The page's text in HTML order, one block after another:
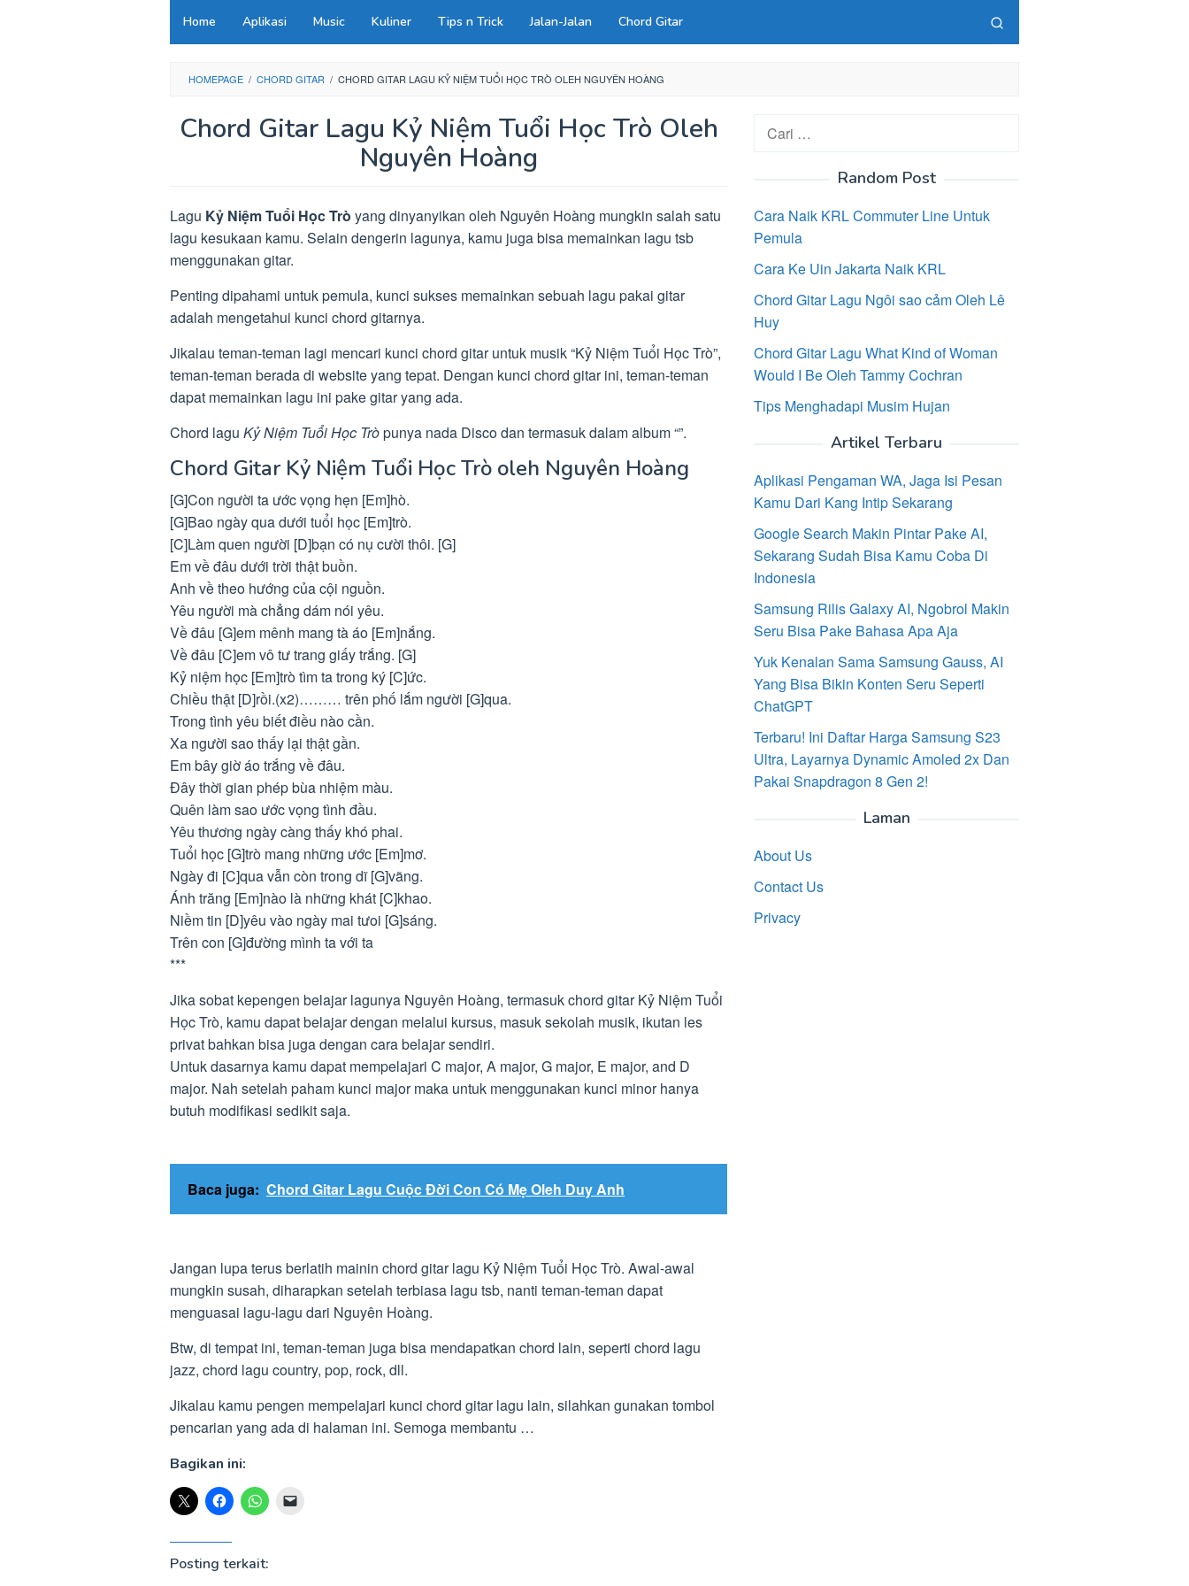
Home Aplikasi Music Kuliner Tips n Trick Jalan-Jalan Chord Gitar
HOMEPAGE / CHORD GITAR / CHORD GITAR LAGU KỶ NIỆM TUỔI HỌC TRÒ OLEH NGUYÊN HOÀNG
Chord Gitar Lagu Kỷ Niệm Tuổi Học Trò Oleh
Nguyên Hoàng
Lagu Kỷ Niệm Tuổi Học Trò yang dinyanyikan oleh Nguyên Hoàng mungkin salah satu
lagu kesukaan kamu. Selain dengerin lagunya, kamu juga bisa memainkan lagu tsb
menggunakan gitar.
Penting dipahami untuk pemula, kunci sukses memainkan sebuah lagu pakai gitar
adalah mengetahui kunci chord gitarnya.
Jikalau teman-teman lagi mencari kunci chord gitar untuk musik “Kỷ Niệm Tuổi Học Trò”,
teman-teman berada di website yang tepat. Dengan kunci chord gitar ini, teman-teman
dapat memainkan lagu ini pake gitar yang ada.
Chord lagu Kỷ Niệm Tuổi Học Tròpunya nada Disco dan termasuk dalam album “”.
Chord Gitar Kỷ Niệm Tuổi Học Trò oleh Nguyên Hoàng
[G]Con người ta ước vọng hẹn [Em]hò.
[G]Bao ngày qua dưới tuổi học [Em]trò.
[C]Làm quen người [D]bạn có nụ cười thôi. [G]
Em về đâu dưới trời thật buồn.
Anh về theo hướng của cội nguồn.
Yêu người mà chẳng dám nói yêu.
Về đâu [G]em mênh mang tà áo [Em]nắng.
Về đâu [C]em vô tư trang giấy trắng. [G]
Kỷ niệm học [Em]trò tìm ta trong ký [C]ức.
Chiều thật [D]rồi.(x2)……… trên phố lắm người [G]qua.
Trong tình yêu biết điều nào cần.
Xa người sao thấy lại thật gần.
Em bây giờ áo trắng về đâu.
Đây thời gian phép bùa nhiệm màu.
Quên làm sao ước vọng tình đầu.
Yêu thương ngày càng thấy khó phai.
Tuổi học [G]trò mang những ước [Em]mơ.
Ngày đi [C]qua vẫn còn trong dĩ [G]vãng.
Ánh trăng [Em]nào là những khát [C]khao.
Niềm tin [D]yêu vào ngày mai tưoi [G]sáng.
Trên con [G]đường mình ta với ta
***
Jika sobat kepengen belajar lagunya Nguyên Hoàng, termasuk chord gitar Kỷ Niệm Tuổi
Học Trò, kamu dapat belajar dengan melalui kursus, masuk sekolah musik, ikutan les
privat bahkan bisa juga dengan cara belajar sendiri.
Untuk dasarnya kamu dapat mempelajari C major, A major, G major, E major, and D
major. Nah setelah paham kunci major maka untuk menggunakan kunci minor hanya
butuh modifikasi sedikit saja.
Baca juga: Chord Gitar Lagu Cuộc Đời Con Có Mẹ Oleh Duy Anh
Jangan lupa terus berlatih mainin chord gitar lagu Kỷ Niệm Tuổi Học Trò. Awal-awal
mungkin susah, diharapkan setelah terbiasa lagu tsb, nanti teman-teman dapat
menguasai lagu-lagu dari Nguyên Hoàng.
Btw, di tempat ini, teman-teman juga bisa mendapatkan chord lain, seperti chord lagu
jazz, chord lagu country, pop, rock, dll.
Jikalau kamu pengen mempelajari kunci chord gitar lagu lain, silahkan gunakan tombol
pencarian yang ada di halaman ini. Semoga membantu …
Bagikan ini:
Posting terkait:
Cari
Random Post
Cara Naik KRL Commuter Line Untuk
Pemula
Cara Ke Uin Jakarta Naik KRL
Chord Gitar Lagu Ngôi sao cảm Oleh Lê
Huy
Chord Gitar Lagu What Kind of Woman
Would I Be Oleh Tammy Cochran
Tips Menghadapi Musim Hujan
Artikel Terbaru
Aplikasi Pengaman WA, Jaga Isi Pesan
Kamu Dari Kang Intip Sekarang
Google Search Makin Pintar Pake AI,
Sekarang Sudah Bisa Kamu Coba Di
Indonesia
Samsung Rilis Galaxy AI, Ngobrol Makin
Seru Bisa Pake Bahasa Apa Aja
Yuk Kenalan Sama Samsung Gauss, AI
Yang Bisa Bikin Konten Seru Seperti
ChatGPT
Terbaru! Ini Daftar Harga Samsung S23
Ultra, Layarnya Dynamic Amoled 2x Dan
Pakai Snapdragon 8 Gen 2!
Laman
About Us
Contact Us
Privacy